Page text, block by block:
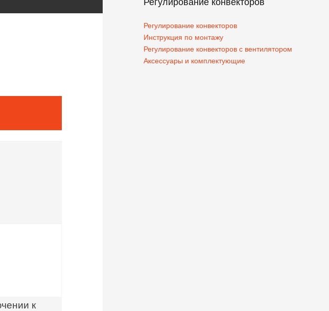
к
Регулирование конвекторов
Регулирование конвекторов
Инструкция по монтажу
Регулирование конвекторов с вентилятором
Аксессуары и комплектующие